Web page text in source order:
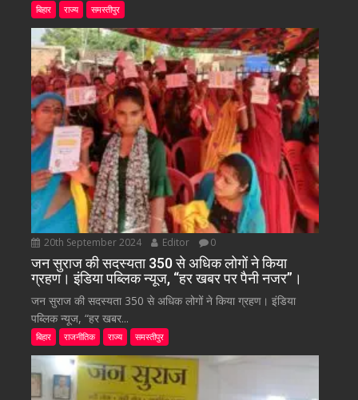
बिहार राज्य समस्तीपुर
20th September 2024 Editor 0
जन सुराज की सदस्यता 350 से अधिक लोगों ने किया
ग्रहण। इंडिया पब्लिक न्यूज, “हर खबर पर पैनी नजर”।
जन सुराज की सदस्यता 350 से अधिक लोगों ने किया ग्रहण। इंडिया
पब्लिक न्यूज, “हर खबर...
बिहार राजनीतिक राज्य समस्तीपुर